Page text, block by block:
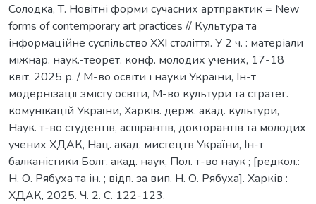
Солодка, Т. Новітні форми сучасних артпрактик = New
forms of contemporary art practices // Культура та
інформаційне суспільство ХХІ століття. У 2 ч. : матеріали
міжнар. наук.-теорет. конф. молодих учених, 17-18
квіт. 2025 р. / М-во освіти і науки України, Ін-т
модернізації змісту освіти, М-во культури та стратег.
комунікацій України, Харків. держ. акад. культури,
Наук. т-во студентів, аспірантів, докторантів та молодих
учених ХДАК, Нац. акад. мистецтв України, Ін-т
балканістики Болг. акад. наук, Пол. т-во наук ; [редкол.:
Н. О. Рябуха та ін. ; відп. за вип. Н. О. Рябуха]. Харків :
ХДАК, 2025. Ч. 2. С. 122-123.